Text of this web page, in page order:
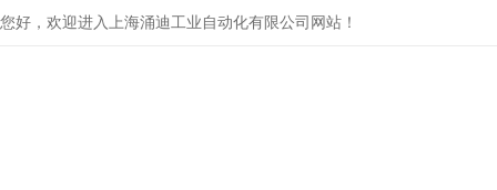
您好，欢迎进入上海涌迪工业自动化有限公司网站！